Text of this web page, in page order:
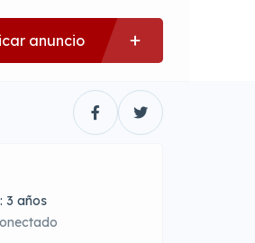
anuncio
3 años